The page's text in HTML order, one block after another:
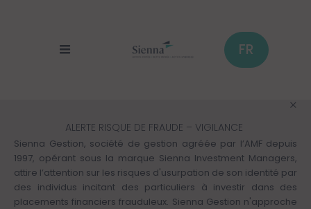
FR
ALERTE RISQUE DE FRAUDE – VIGILANCE
Sienna Gestion, société de gestion agréée par l’AMF depuis
1997, opérant sous la marque Sienna Investment Managers,
attire l’attention sur les risques d'usurpation de son identité par
des individus incitant des particuliers à investir dans des
placements financiers frauduleux. Sienna Gestion n'approche